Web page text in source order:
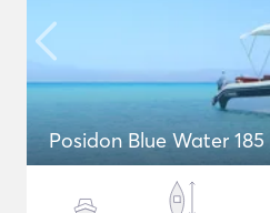
Posidon Blue Water 185